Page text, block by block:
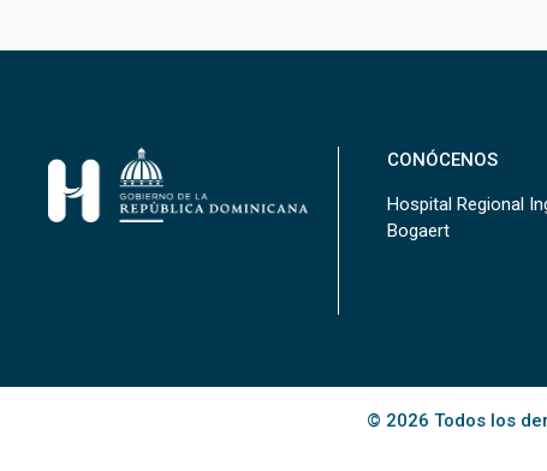
CONÓCENOS
Hospital Regional
Bogaert
© 2026 Todos los